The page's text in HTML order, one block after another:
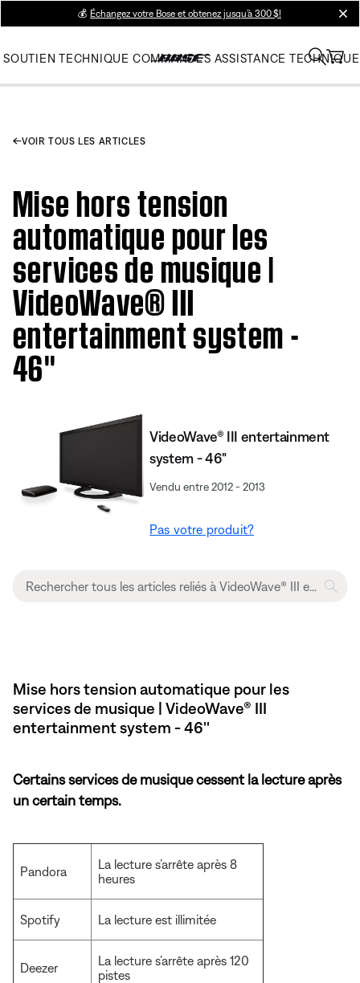
💰 Échangez votre Bose et obtenez jusqu’à 300 $!
SOUTIEN TECHNIQUE COMMANDES ASSISTANCE TECHNIQUE
VOIR TOUS LES ARTICLES
Mise hors tension
automatique pour les
services de musique |
VideoWave® III
entertainment system -
46''
VideoWave® III entertainment
system - 46"
Vendu entre 2012 - 2013
Pas votre produit?
Mise hors tension automatique pour les
services de musique | VideoWave® III
entertainment system - 46''
Certains services de musique cessent la lecture après
un certain temps.
Pandora
La lecture s’arrête après 8
heures
Spotify La lecture est illimitée
Deezer
La lecture s’arrête après 120
pistes